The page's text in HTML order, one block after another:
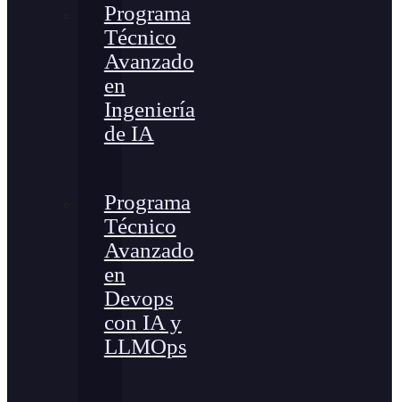
Programa
Técnico
Avanzado
en
Ingeniería
de IA
Programa
Técnico
Avanzado
en
Devops
con IA y
LLMOps